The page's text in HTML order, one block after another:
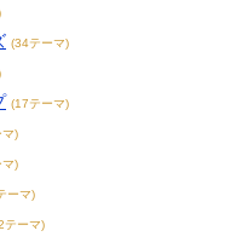
(34テーマ)
(17テーマ)
マ)
マ)
ーマ)
テーマ)